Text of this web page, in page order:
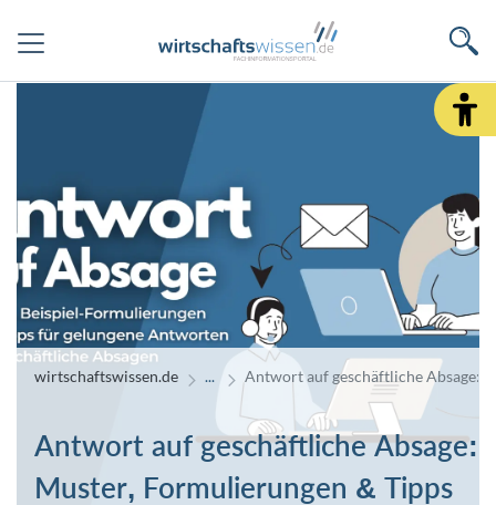
wirtschaftswissen.de Antwort auf geschäftliche Absage:
Antwort auf geschäftliche Absage:
Muster, Formulierungen & Tipps